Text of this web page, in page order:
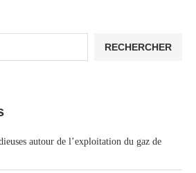
RECHERCHER
autour de l’exploitation du gaz de